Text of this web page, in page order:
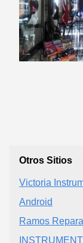
Otros Sitios
Victoria
Android
Ramos